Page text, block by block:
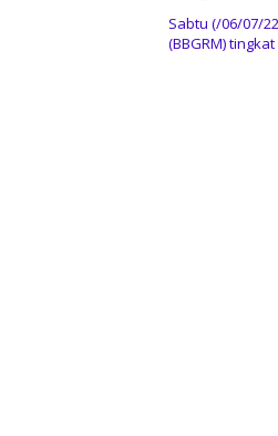
Sabtu (/06/07/
(BBGRM)